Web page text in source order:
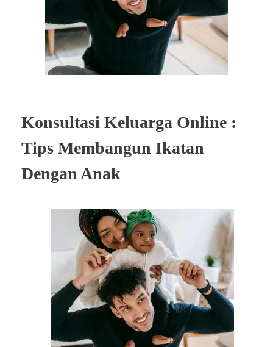
Konsultasi Keluarga Online :
Tips Membangun Ikatan
Dengan Anak